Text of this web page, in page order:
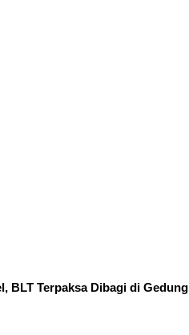
BLT Terpaksa Dibagi di Gedung